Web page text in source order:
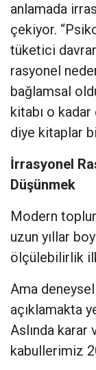
anlamada
çekiyor.
tüketici
rasyonel
bağlamsal
kitabı o
diye kitaplar
İrrasyonel
Düşünmek
Modern
uzun yıllar
ölçülebilirlik
Ama deneysel
açıklamakta
Aslında karar
kabullerimiz